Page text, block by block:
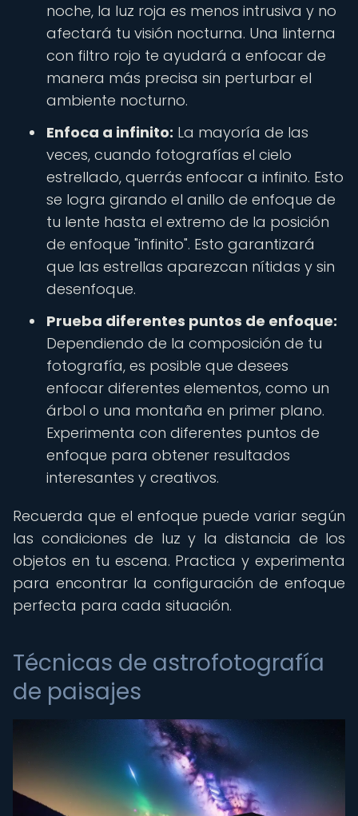
noche, la luz roja es menos intrusiva y no
afectará tu visión nocturna. Una linterna
con filtro rojo te ayudará a enfocar de
manera más precisa sin perturbar el
ambiente nocturno.
Enfoca a infinito: La mayoría de las
veces, cuando fotografías el cielo
estrellado, querrás enfocar a infinito. Esto
se logra girando el anillo de enfoque de
tu lente hasta el extremo de la posición
de enfoque "infinito". Esto garantizará
que las estrellas aparezcan nítidas y sin
desenfoque.
Prueba diferentes puntos de enfoque:
Dependiendo de la composición de tu
fotografía, es posible que desees
enfocar diferentes elementos, como un
árbol o una montaña en primer plano.
Experimenta con diferentes puntos de
enfoque para obtener resultados
interesantes y creativos.
Recuerda que el enfoque puede variar según
las condiciones de luz y la distancia de los
objetos en tu escena. Practica y experimenta
para encontrar la configuración de enfoque
perfecta para cada situación.
Técnicas de astrofotografía
de paisajes